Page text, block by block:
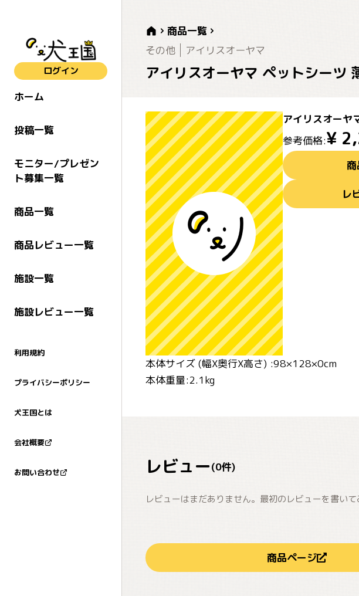
ログイン
ホーム
投稿一覧
モニター/プレゼン
ト募集一覧
商品一覧
商品レビュー一覧
施設一覧
施設レビュー一覧
利用規約
プライバシーポリシー
犬王国とは
会社概要
お問い合わせ
商品一覧
その他
アイリスオーヤマ
アイリスオーヤマ ペットシーツ
アイリスオーヤ
参考価格:¥
レ
本体サイズ (幅X奥行X高さ) :98×128×0cm
本体重量:2.1kg
レビュー(0件)
レビューはまだありません。最初のレビューを書いて
商品ページ